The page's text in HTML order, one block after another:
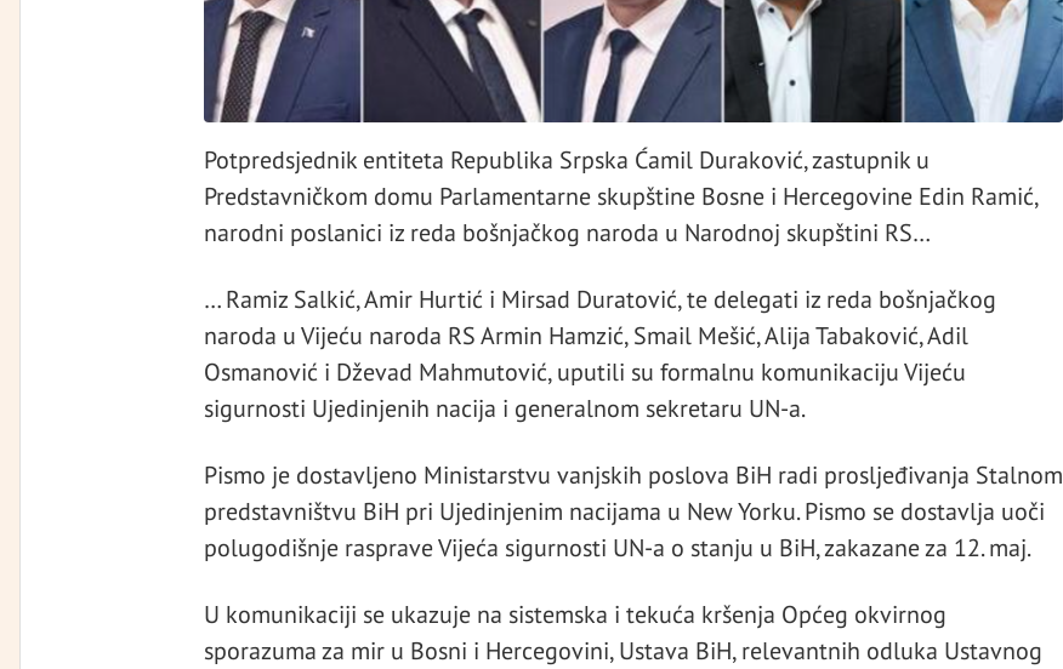
Potpredsjednik entiteta Republika Srpska Ćamil Duraković, zastupnik u
Predstavničkom domu Parlamentarne skupštine Bosne i Hercegovine Edin Ramić,
narodni poslanici iz reda bošnjačkog naroda u Narodnoj skupštini RS…
… Ramiz Salkić, Amir Hurtić i Mirsad Duratović, te delegati iz reda bošnjačkog
naroda u Vijeću naroda RS Armin Hamzić, Smail Mešić, Alija Tabaković, Adil
Osmanović i Dževad Mahmutović, uputili su formalnu komunikaciju Vijeću
sigurnosti Ujedinjenih nacija i generalnom sekretaru UN-a.
Pismo je dostavljeno Ministarstvu vanjskih poslova BiH radi prosljeđivanja Stalnom
predstavništvu BiH pri Ujedinjenim nacijama u New Yorku. Pismo se dostavlja uoči
polugodišnje rasprave Vijeća sigurnosti UN-a o stanju u BiH, zakazane za 12. maj.
U komunikaciji se ukazuje na sistemska i tekuća kršenja Općeg okvirnog
sporazuma za mir u Bosni i Hercegovini, Ustava BiH, relevantnih odluka Ustavnog